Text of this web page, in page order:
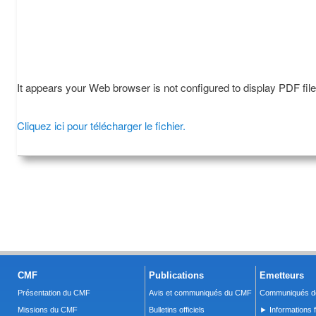
It appears your Web browser is not configured to display PDF
Cliquez ici pour télécharger le fichier.
CMF
Présentation du CMF
Missions du CMF
Publications
Avis et communiqués du CMF
Bulletins officiels
Emetteurs
Communiqués
► Informations